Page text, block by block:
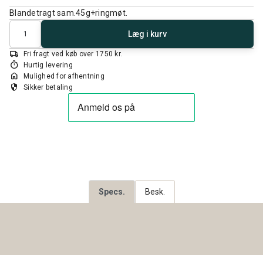
Blandetragt sam.45g+ringmøt.
Antal
Læg i kurv
local_shipping Fri fragt ved køb over 1750 kr.
timer Hurtig levering
home Mulighed for afhentning
security Sikker betaling
Specs. Besk.